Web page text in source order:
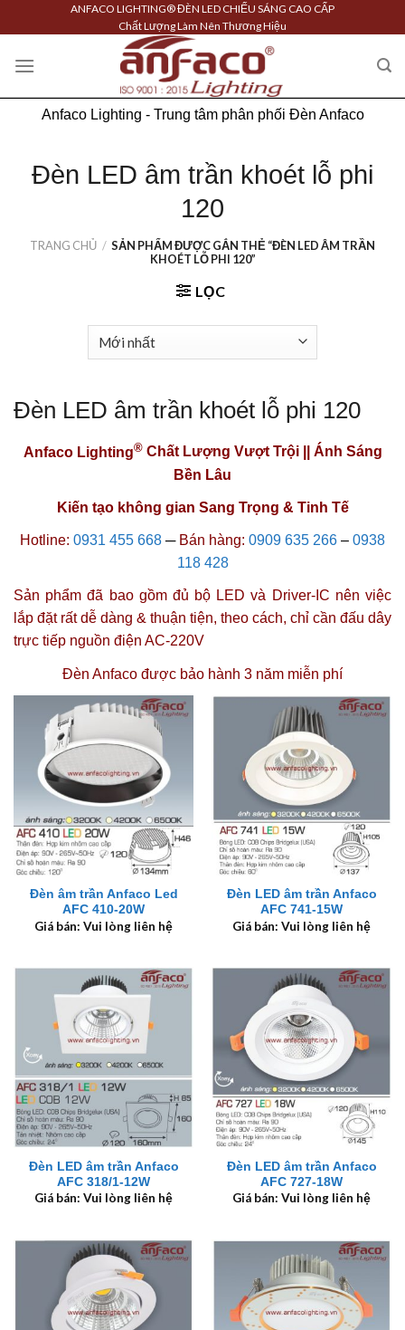
to
content
ANFACO LIGHTING® ĐÈN LED CHIẾU SÁNG CAO CẤP
Chất Lượng Làm Nên Thương Hiệu
Anfaco Lighting - Trung tâm phân phối Đèn Anfaco
Đèn LED âm trần khoét lỗ phi
120
TRANG CHỦ / SẢN PHẨM ĐƯỢC GẮN THẺ “ĐÈN LED ÂM TRẦN
KHOÉT LỖ PHI 120”
LỌC
Đèn LED âm trần khoét lỗ phi 120
Anfaco Lighting® Chất Lượng Vượt Trội || Ánh Sáng
Bền Lâu
Kiến tạo không gian Sang Trọng & Tinh Tế
Hotline: 0931 455 668 ─Bán hàng: 0909 635 266 – 0938
118 428
Sản phẩm đã bao gồm đủ bộ LED và Driver-IC nên việc
lắp đặt rất dễ dàng & thuận tiện, theo cách, chỉ cần đấu dây
trực tiếp nguồn điện AC-220V
Đèn Anfaco được bảo hành 3 năm miễn phí
Đèn âm trần Anfaco Led
AFC 410-20W
Giá bán: Vui lòng liên hệ
Đèn LED âm trần Anfaco
AFC 741-15W
Giá bán: Vui lòng liên hệ
Đèn LED âm trần Anfaco
AFC 318/1-12W
Giá bán: Vui lòng liên hệ
Đèn LED âm trần Anfaco
AFC 727-18W
Giá bán: Vui lòng liên hệ